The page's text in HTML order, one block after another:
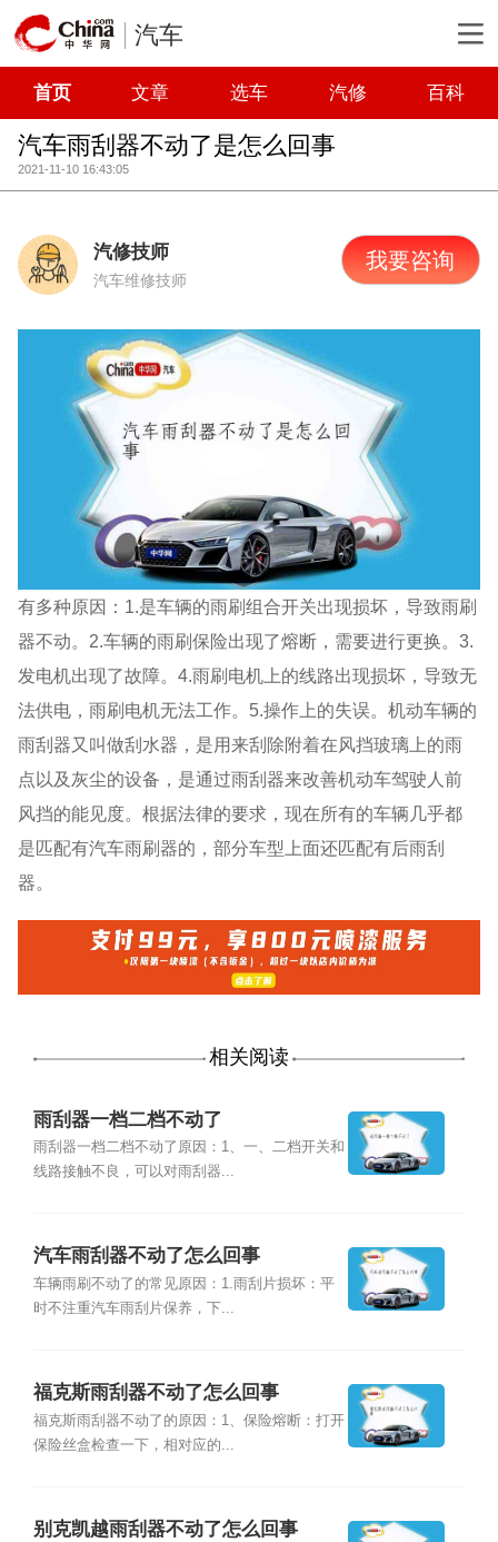
汽车
首页 文章 选车 汽修 百科
汽车雨刮器不动了是怎么回事
2021-11-10 16:43:05
汽修技师
汽车维修技师
我要咨询
有多种原因：1.是车辆的雨刷组合开关出现损坏，导致雨刷
器不动。2.车辆的雨刷保险出现了熔断，需要进行更换。3.
发电机出现了故障。4.雨刷电机上的线路出现损坏，导致无
法供电，雨刷电机无法工作。5.操作上的失误。机动车辆的
雨刮器又叫做刮水器，是用来刮除附着在风挡玻璃上的雨
点以及灰尘的设备，是通过雨刮器来改善机动车驾驶人前
风挡的能见度。根据法律的要求，现在所有的车辆几乎都
是匹配有汽车雨刷器的，部分车型上面还匹配有后雨刮
器。
相关阅读
雨刮器一档二档不动了
雨刮器一档二档不动了原因：1、一、二档开关和
线路接触不良，可以对雨刮器...
汽车雨刮器不动了怎么回事
车辆雨刷不动了的常见原因：1.雨刮片损坏：平
时不注重汽车雨刮片保养，下...
福克斯雨刮器不动了怎么回事
福克斯雨刮器不动了的原因：1、保险熔断：打开
保险丝盒检查一下，相对应的...
别克凯越雨刮器不动了怎么回事